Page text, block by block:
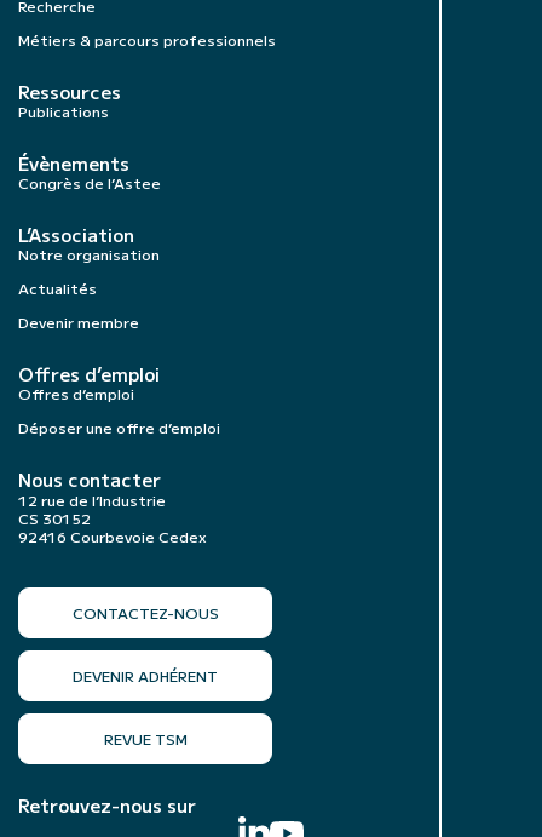
Recherche
Métiers & parcours professionnels
Ressources
Publications
Évènements
Congrès de l’Astee
L’Association
Notre organisation
Actualités
Devenir membre
Offres d’emploi
Offres d’emploi
Déposer une offre d’emploi
Nous contacter
12 rue de l’Industrie
CS 30152
92416 Courbevoie Cedex
CONTACTEZ-NOUS
DEVENIR ADHÉRENT
REVUE TSM
Retrouvez-nous sur